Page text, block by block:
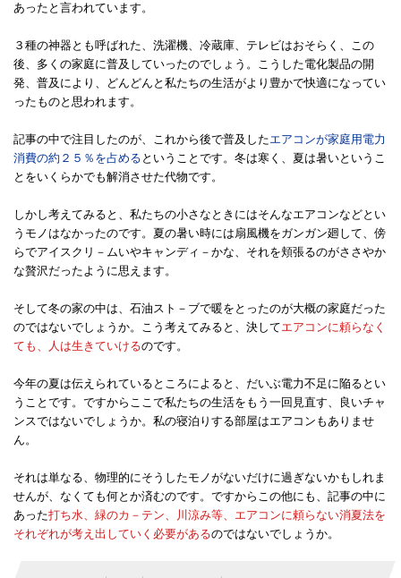
あったと言われています。
３種の神器とも呼ばれた、洗濯機、冷蔵庫、テレビはおそらく、この
後、多くの家庭に普及していったのでしょう。こうした電化製品の開
発、普及により、どんどんと私たちの生活がより豊かで快適になってい
ったものと思われます。
記事の中で注目したのが、これから後で普及したエアコンが家庭用電力
消費の約２５％を占める ということです。冬は寒く、夏は暑いというこ
とをいくらかでも解消させた代物です。
しかし考えてみると、私たちの小さなときにはそんなエアコンなどとい
うモノはなかったのです。夏の暑い時には扇風機をガンガン廻して、傍
らでアイスクリ－ムいやキャンディ－かな、それを頬張るのがささやか
な贅沢だったように思えます。
そして冬の家の中は、石油スト－ブで暖をとったのが大概の家庭だった
のではないでしょうか。こう考えてみると、決してエアコンに頼らなく
ても、人は生きていけるのです。
今年の夏は伝えられているところによると、だいぶ電力不足に陥るとい
うことです。ですからここで私たちの生活をもう一回見直す、良いチャ
ンスではないでしょうか。私の寝泊りする部屋はエアコンもありませ
ん。
それは単なる、物理的にそうしたモノがないだけに過ぎないかもしれま
せんが、なくても何とか済むのです。ですからこの他にも、記事の中に
あった打ち水、緑のカ－テン、川涼み等、エアコンに頼らない消夏法を
それぞれが考え出していく必要があるのではないでしょうか。